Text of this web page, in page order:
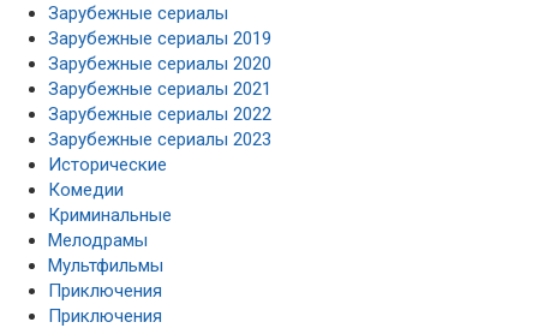
Зарубежные сериалы
Зарубежные сериалы 2019
Зарубежные сериалы 2020
Зарубежные сериалы 2021
Зарубежные сериалы 2022
Зарубежные сериалы 2023
Исторические
Комедии
Криминальные
Мелодрамы
Мультфильмы
Приключения
Приключения